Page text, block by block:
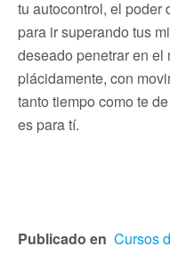
tu autocontrol, el poder
para ir superando tus
deseado penetrar en el
plácidamente, con
tanto tiempo como te
es para tí.
Publicado en Cursos